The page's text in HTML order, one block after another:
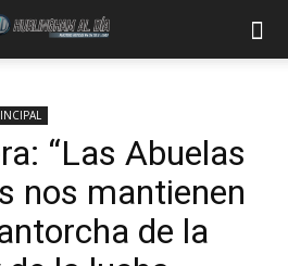
“Las Abuelas
nos mantienen
de la